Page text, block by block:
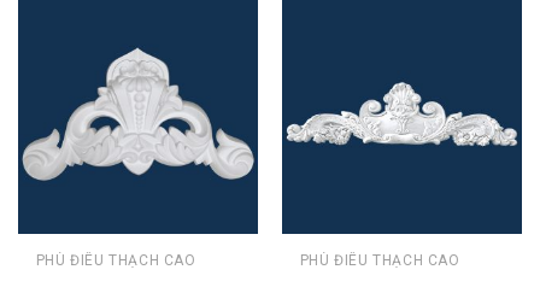
PHÙ ĐIÊU THẠCH CAO PHÙ ĐIÊU THẠCH CAO